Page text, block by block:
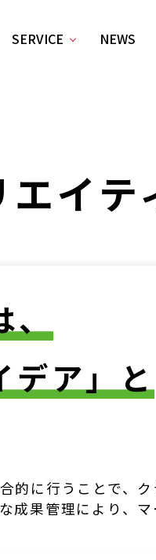
SERVICE NEWS
エイテ
デア」と
的に行うことで、
成果管理により、